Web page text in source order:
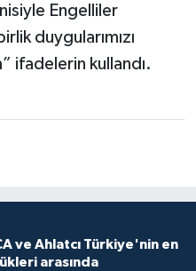
Engelliler
duygularımızı
ifadelerin kullandı.
ve Ahlatcı Türkiye'nin en
arasında